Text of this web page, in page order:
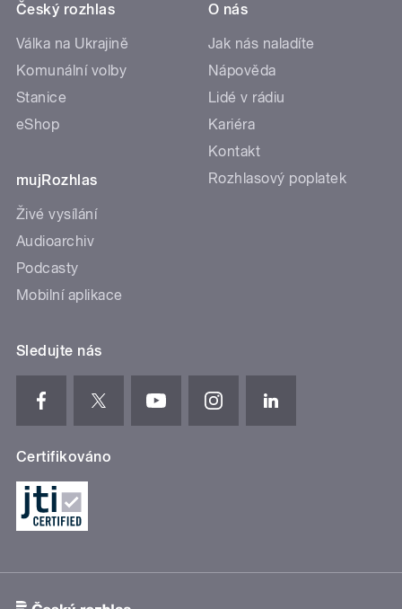
Český rozhlas
Válka na Ukrajině
Komunální volby
Stanice
eShop
mujRozhlas
Živé vysílání
Audioarchiv
Podcasty
Mobilní aplikace
O nás
Jak nás naladíte
Nápověda
Lidé v rádiu
Kariéra
Kontakt
Rozhlasový poplatek
Sledujte nás
Certifikováno